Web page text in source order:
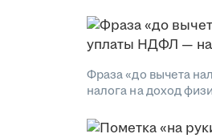
Фраза «до вычета
налога на доход